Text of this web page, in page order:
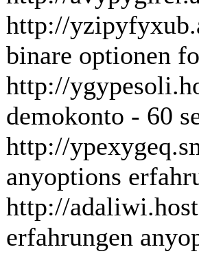
http://
binare optionen
http://
demokonto - 60
http://
anyoptions
http://
erfahrungen